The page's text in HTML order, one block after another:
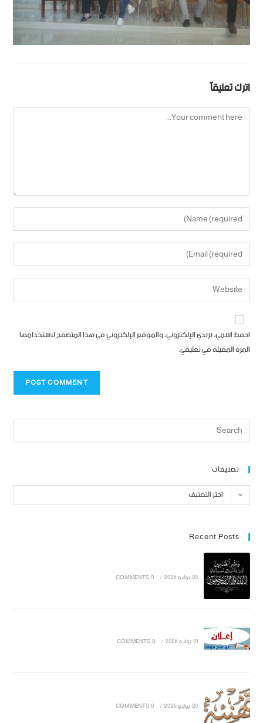
اترك تعليقاً
احفظ اسمي، بريدي الإلكتروني، والموقع الإلكتروني في هذا المتصفح لاستخدامها
المرة المقبلة في تعليقي.
تصنيفات
اختر التصنيف
Recent Posts
22 يوليو 2026 /
0 COMMENTS
21 يوليو 2026 /
0 COMMENTS
20 يوليو 2026 /
0 COMMENTS